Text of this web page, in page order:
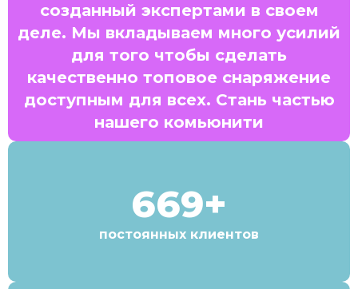
созданный экспертами в своем
деле. Мы вкладываем много усилий
для того чтобы сделать
качественно топовое снаряжение
доступным для всех. Стань частью
нашего комьюнити
669+
постоянных клиентов